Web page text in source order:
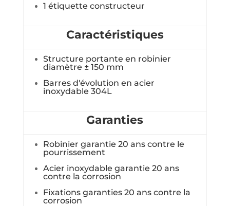
1 étiquette constructeur
Caractéristiques
Structure portante en robinier
diamètre ± 150 mm
Barres d'évolution en acier
inoxydable 304L
Garanties
Robinier garantie 20 ans contre le
pourrissement
Acier inoxydable garantie 20 ans
contre la corrosion
Fixations garanties 20 ans contre la
corrosion